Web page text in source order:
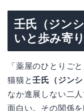
壬氏（ジン
いと歩み寄り
「薬屋のひとりご
猫猫と壬氏（ジン
なか進展しない二
面白い。その関係